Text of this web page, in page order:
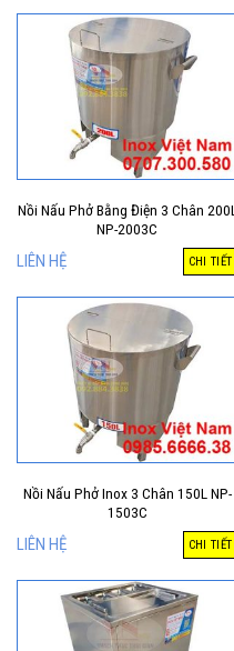
Nồi Nấu Phở Bằng Điện 3 Chân 200L
NP-2003C
LIÊN HỆ CHI TIẾT
Nồi Nấu Phở Inox 3 Chân 150L NP-
1503C
LIÊN HỆ CHI TIẾT